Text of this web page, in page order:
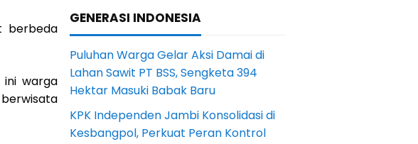
berbeda
ini warga
GENERASI INDONESIA
Puluhan Warga Gelar Aksi Damai di
Lahan Sawit PT BSS, Sengketa 394
Hektar Masuki Babak Baru
KPK Independen Jambi Konsolidasi di
Kesbangpol, Perkuat Peran Kontrol